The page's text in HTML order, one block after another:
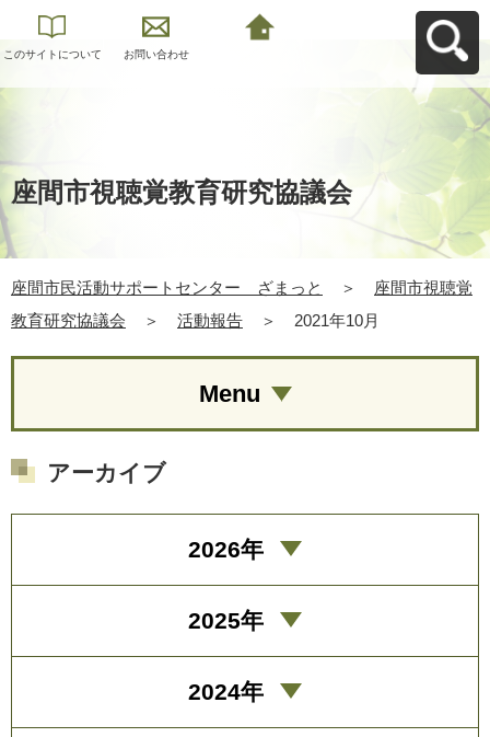
このサイトについて お問い合わせ
座間市視聴覚教育研究協議会
座間市民活動サポートセンター ざまっと ＞
座間市視聴覚
教育研究協議会
＞ 活動報告 ＞ 2021年10月
Menu
アーカイブ
2026年
2025年
2024年